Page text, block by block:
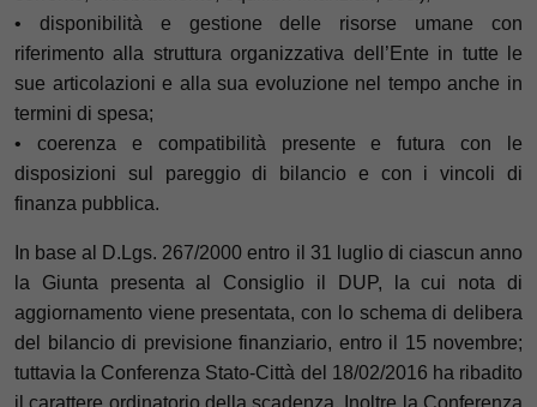
• disponibilità e gestione delle risorse umane con
riferimento alla struttura organizzativa dell’Ente in tutte le
sue articolazioni e allasua evoluzione nel tempo anche in
termini di spesa;
• coerenza e compatibilità presente e futura con le
disposizioni sul pareggio di bilancio e con i vincoli di
finanza pubblica.
In base al D.Lgs. 267/2000 entro il 31 luglio di ciascun anno
la Giunta presenta al Consiglio il DUP, la cui nota di
aggiornamento viene presentata, con lo schema di delibera
del bilancio di previsione finanziario, entro il 15 novembre;
tuttavia la Conferenza Stato-Città del 18/02/2016 ha ribadito
il carattere ordinatorio della scadenza. Inoltre la Conferenza